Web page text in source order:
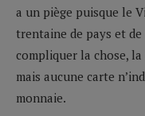
a un piège puisque le
trentaine de pays et
compliquer la chose,
mais aucune carte
monnaie.